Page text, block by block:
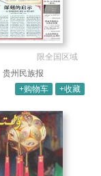
限全国区域
贵州民族报
+购物车
+收藏